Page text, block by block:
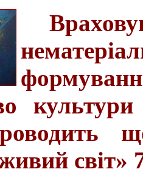
світ»